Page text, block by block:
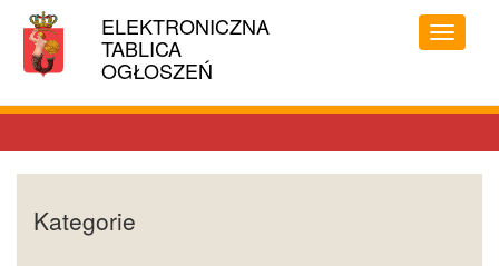
Linki
ułatwień
dostępu
menu
MIASTO
STOŁECZNE
WARSZAWA
ELEKTRONICZNA
TABLICA
OGŁOSZEŃ
Kategorie